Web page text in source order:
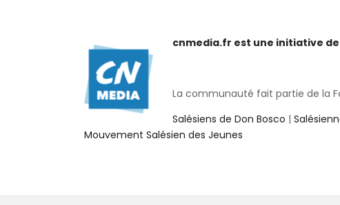
cnmedia.fr est une initiative
La communauté fait partie de la
Salésiens de Don Bosco |
Mouvement Salésien des Jeunes